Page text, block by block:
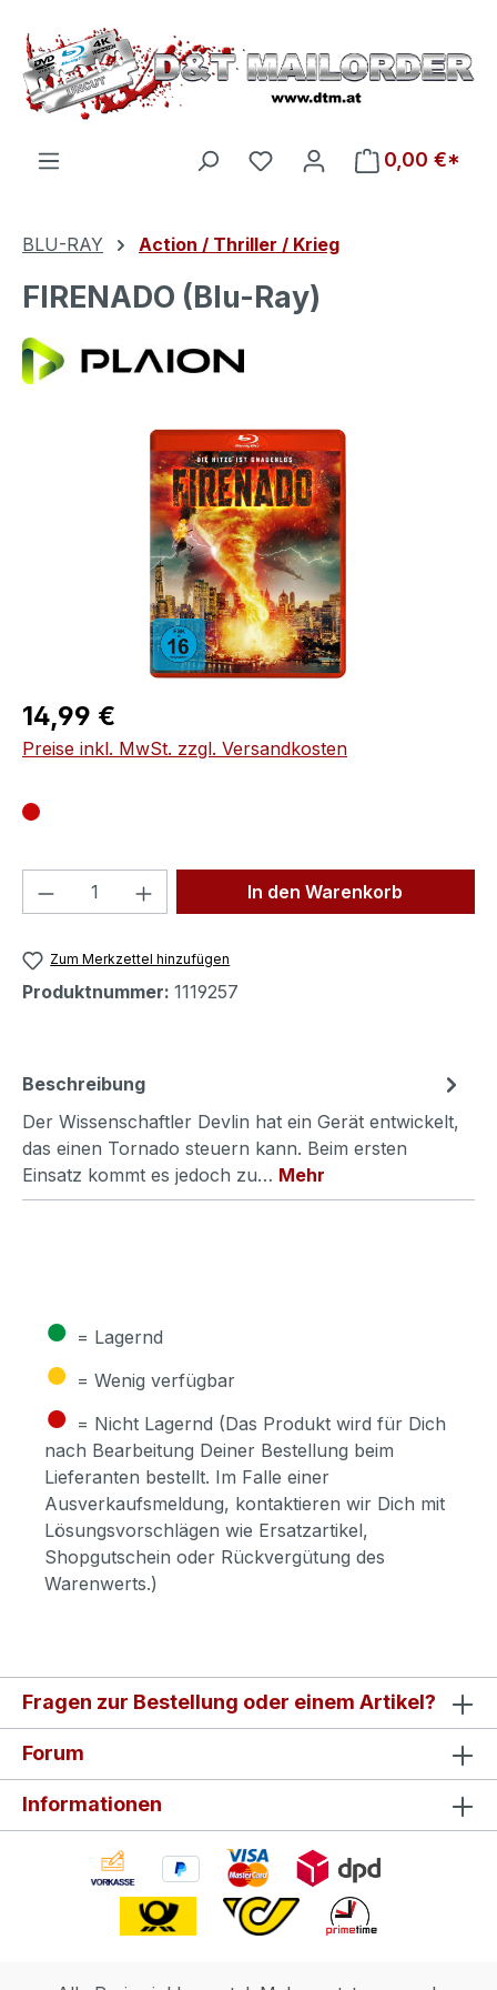
Zum Hauptinhalt springen
Du hast 0 Produkte auf
0,00 €*
BLU-RAY Action / Thriller / Krieg
FIRENADO (Blu-Ray)
Bildergalerie überspringen
Regulärer Preis:
14,99 €
Preise inkl. MwSt. zzgl. Versandkosten
Produkt Anzahl: Gib denIn den Warenkorb
Zum Merkzettel hinzufügen
Produktnummer: 1119257
Beschreibung
Der Wissenschaftler Devlin hat ein Gerät entwickelt,
das einen Tornado steuern kann. Beim ersten
Einsatz kommt es jedoch zu… Mehr
● = Lagernd
● = Wenig verfügbar
● = Nicht Lagernd (Das Produkt wird für Dich
nach Bearbeitung Deiner Bestellung beim
Lieferanten bestellt. Im Falle einer
Ausverkaufsmeldung, kontaktieren wir Dich mit
Lösungsvorschlägen wie Ersatzartikel,
Shopgutschein oder Rückvergütung des
Warenwerts.)
Fragen zur Bestellung oder einem Artikel?
Forum
Informationen